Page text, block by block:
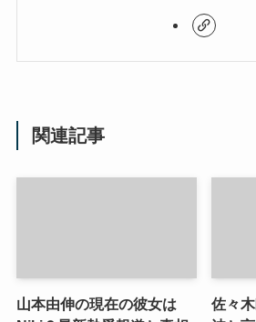
関連記事
山本由伸の現在の彼女は
佐々